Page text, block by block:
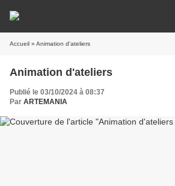
Accueil » Animation d'ateliers
Animation d'ateliers
Publié le 03/10/2024 à 08:37
Par ARTEMANIA